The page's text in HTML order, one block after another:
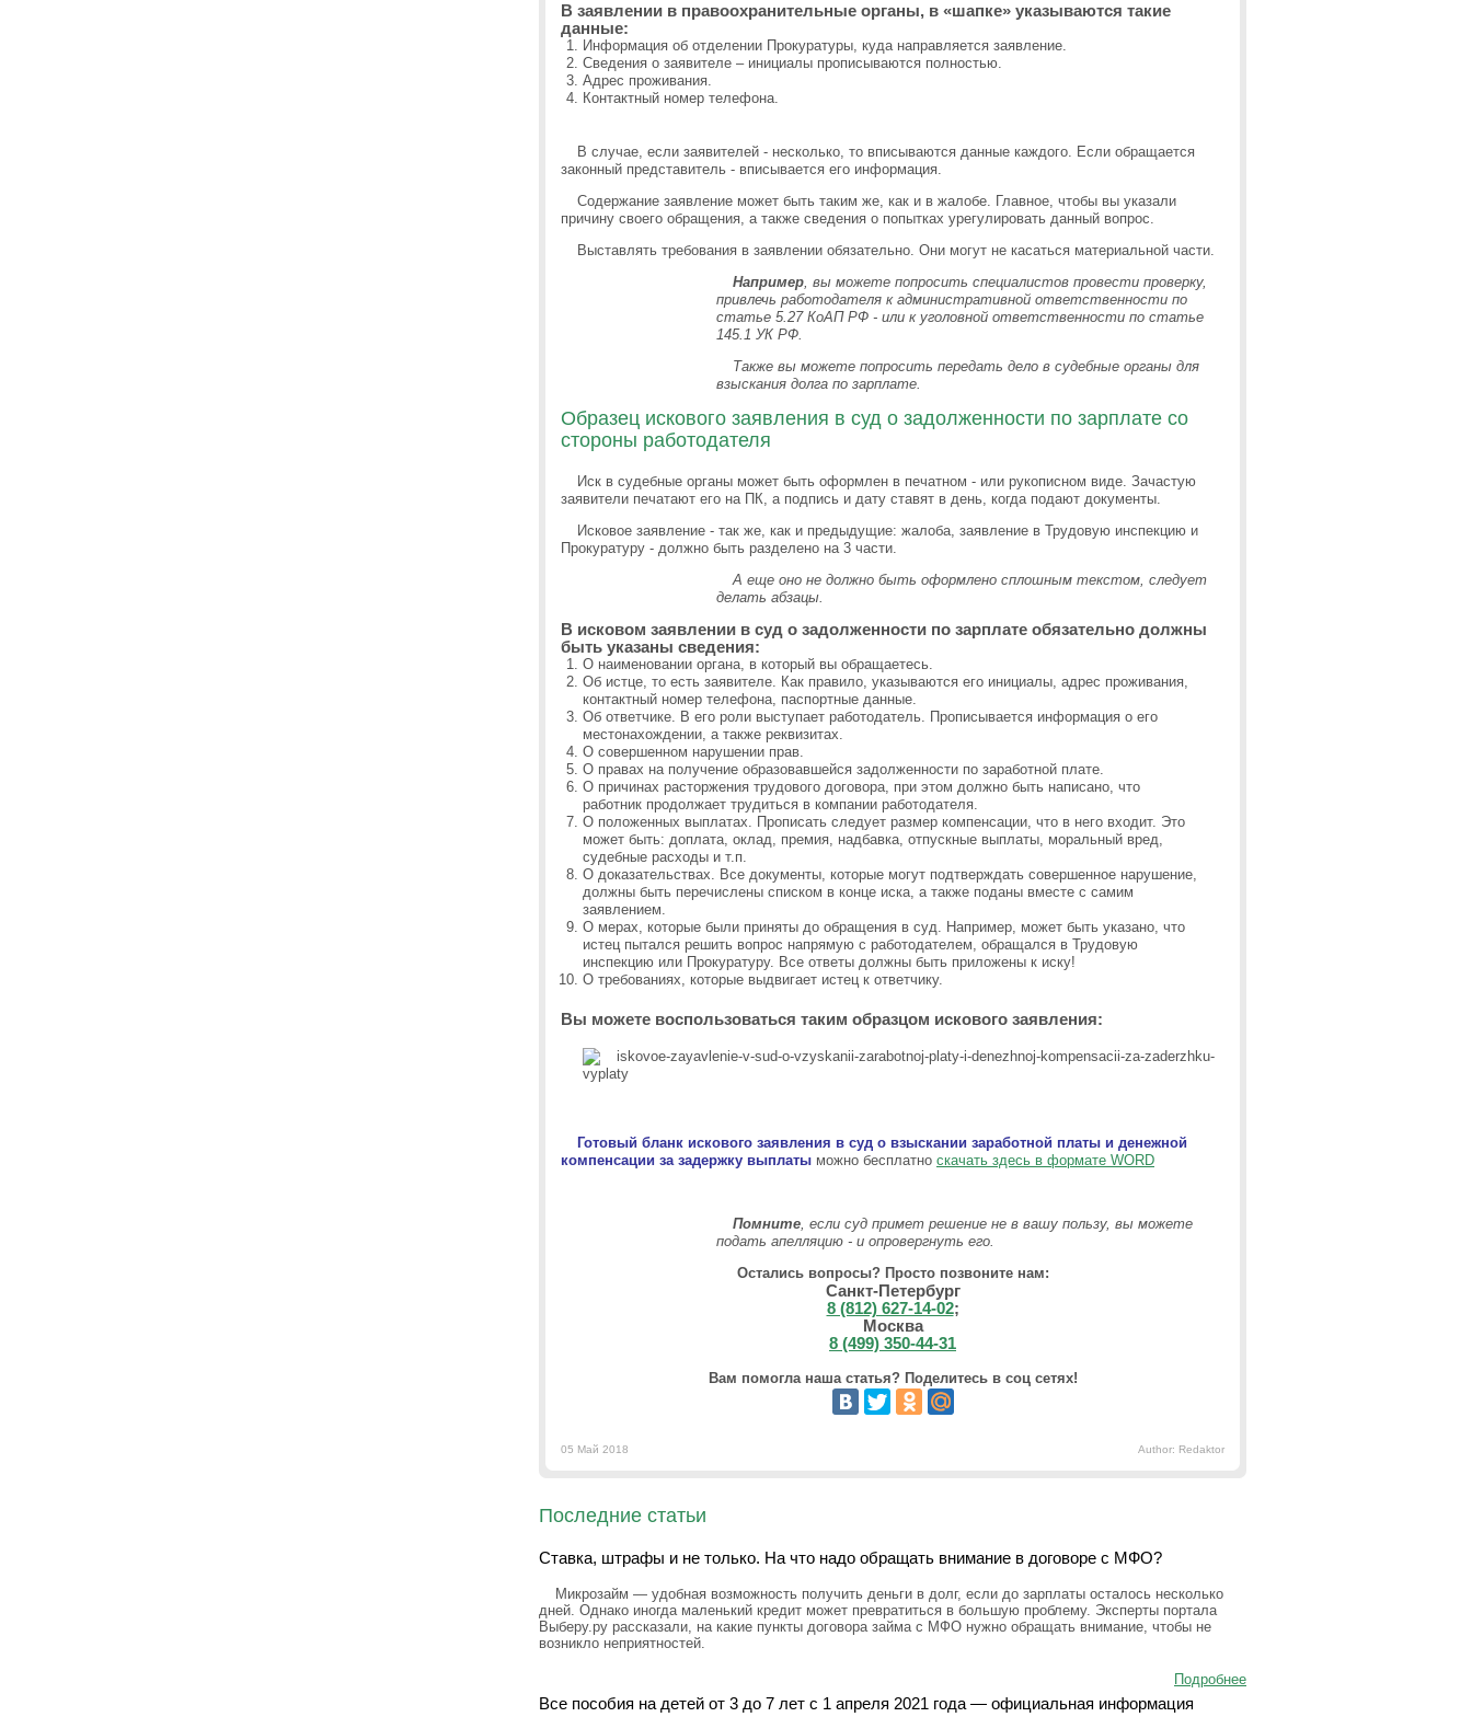
В заявлении в правоохранительные органы, в «шапке» указываются такие
данные:
Информация об отделении Прокуратуры, куда направляется заявление.
Сведения о заявителе – инициалы прописываются полностью.
Адрес проживания.
Контактный номер телефона.
В случае, если заявителей - несколько, то вписываются данные каждого. Если обращается
законный представитель - вписывается его информация.
Содержание заявление может быть таким же, как и в жалобе. Главное, чтобы вы указали
причину своего обращения, а также сведения о попытках урегулировать данный вопрос.
Выставлять требования в заявлении обязательно. Они могут не касаться материальной части.
Например, вы можете попросить специалистов провести проверку,
привлечь работодателя к административной ответственности по
статье 5.27 КоАП РФ - или к уголовной ответственности по статье
145.1 УК РФ.
Также вы можете попросить передать дело в судебные органы для
взыскания долга по зарплате.
Образец искового заявления в суд о задолженности по зарплате со
стороны работодателя
Иск в судебные органы может быть оформлен в печатном - или рукописном виде. Зачастую
заявители печатают его на ПК, а подпись и дату ставят в день, когда подают документы.
Исковое заявление - так же, как и предыдущие: жалоба, заявление в Трудовую инспекцию и
Прокуратуру - должно быть разделено на 3 части.
А еще оно не должно быть оформлено сплошным текстом, следует
делать абзацы.
В исковом заявлении в суд о задолженности по зарплате обязательно должны
быть указаны сведения:
О наименовании органа, в который вы обращаетесь.
Об истце, то есть заявителе. Как правило, указываются его инициалы, адрес проживания,
контактный номер телефона, паспортные данные.
Об ответчике. В его роли выступает работодатель. Прописывается информация о его
местонахождении, а также реквизитах.
О совершенном нарушении прав.
О правах на получение образовавшейся задолженности по заработной плате.
О причинах расторжения трудового договора, при этом должно быть написано, что
работник продолжает трудиться в компании работодателя.
О положенных выплатах. Прописать следует размер компенсации, что в него входит. Это
может быть: доплата, оклад, премия, надбавка, отпускные выплаты, моральный вред,
судебные расходы и т.п.
О доказательствах. Все документы, которые могут подтверждать совершенное нарушение,
должны быть перечислены списком в конце иска, а также поданы вместе с самим
заявлением.
О мерах, которые были приняты до обращения в суд. Например, может быть указано, что
истец пытался решить вопрос напрямую с работодателем, обращался в Трудовую
инспекцию или Прокуратуру. Все ответы должны быть приложены к иску!
О требованиях, которые выдвигает истец к ответчику.
Вы можете воспользоваться таким образцом искового заявления:
Готовый бланк искового заявления в суд о взыскании заработной платы и денежной
компенсации за задержку выплаты можно бесплатно скачать здесь в формате WORD
Помните, если суд примет решение не в вашу пользу, вы можете
подать апелляцию - и опровергнуть его.
Остались вопросы? Просто позвоните нам:
Санкт-Петербург
8 (812) 627-14-02;
Москва
8 (499) 350-44-31
Вам помогла наша статья? Поделитесь в соц сетях!
05 Май 2018 Author: Redaktor
Последние статьи
Ставка, штрафы и не только. На что надо обращать внимание в договоре с МФО?
Микрозайм — удобная возможность получить деньги в долг, если до зарплаты осталось несколько
дней. Однако иногда маленький кредит может превратиться в большую проблему. Эксперты портала
Выберу.ру рассказали, на какие пункты договора займа с МФО нужно обращать внимание, чтобы не
возникло неприятностей.
Подробнее
Все пособия на детей от 3 до 7 лет с 1 апреля 2021 года — официальная информация